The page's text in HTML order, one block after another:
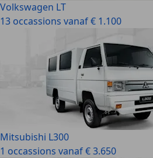
Volkswagen LT
13 occassions vanaf € 1.100
Mitsubishi L300
1 occassions vanaf € 3.650